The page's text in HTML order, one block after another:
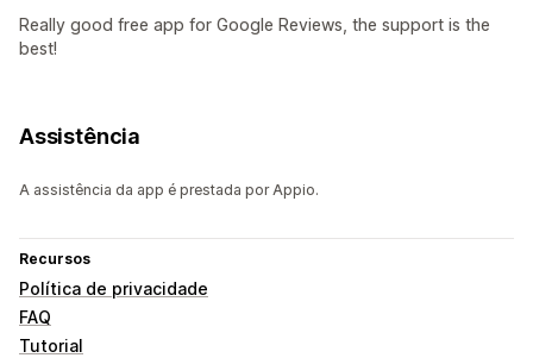
Really good free app for Google Reviews, the support is the
best!
Assistência
A assistência da app é prestada por Appio.
Recursos
Política de privacidade
FAQ
Tutorial